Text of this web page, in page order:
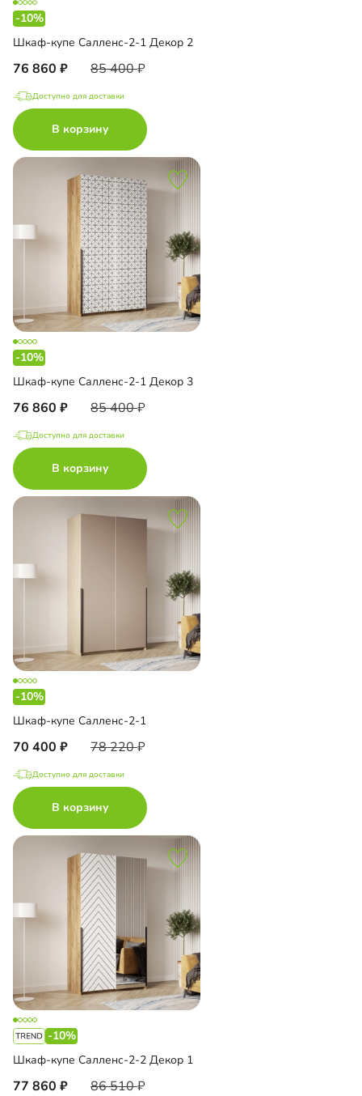
-10%
Шкаф-купе Салленс-2-1 Декор 2
76 860 85 400
Доступно для доставки
В корзину
-10%
Шкаф-купе Салленс-2-1 Декор 3
76 860 85 400
Доступно для доставки
В корзину
-10%
Шкаф-купе Салленс-2-1
70 400 78 220
Доступно для доставки
В корзину
-10%
Шкаф-купе Салленс-2-2 Декор 1
77 860 86 510